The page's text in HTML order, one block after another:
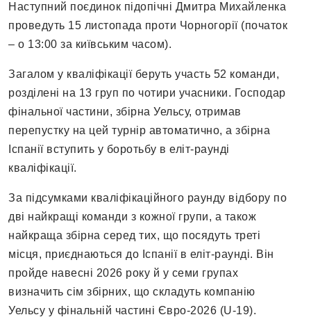
Наступний поєдинок підопічні Дмитра Михайленка
проведуть 15 листопада проти Чорногорії (початок
– о 13:00 за київським часом).
Загалом у кваліфікації беруть участь 52 команди,
розділені на 13 груп по чотири учасники. Господар
фінальної частини, збірна Уельсу, отримав
перепустку на цей турнір автоматично, а збірна
Іспанії вступить у боротьбу в еліт-раунді
кваліфікації.
За підсумками кваліфікаційного раунду відбору по
дві найкращі команди з кожної групи, а також
найкраща збірна серед тих, що посядуть треті
місця, приєднаються до Іспанії в еліт-раунді. Він
пройде навесні 2026 року й у семи групах
визначить сім збірних, що складуть компанію
Уельсу у фінальній частині Євро-2026 (U-19).